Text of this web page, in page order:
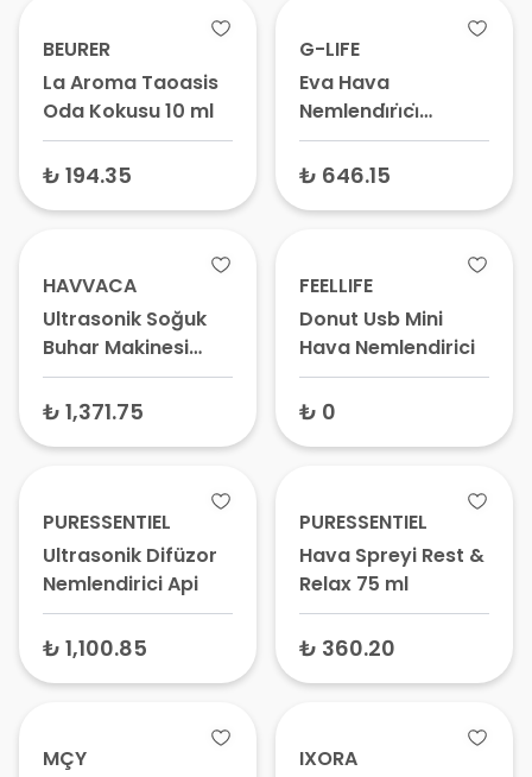
BEURER
La Aroma Taoasis
Oda Kokusu 10 ml
₺ 194.35
G-LIFE
Eva Hava
Nemlendi̇ri̇ci̇
Deği̇şen Işıklı
Adaptörlü 1.1 lt
₺ 646.15
HAVVACA
Ultrasonik Soğuk
Buhar Makinesi
Kumandalı Dijital
Hava Nemlendirici
₺ 1,371.75
FEELLIFE
Donut Usb Mini
Hava Nemlendirici
₺ 0
PURESSENTIEL
Ultrasonik Difüzor
Nemlendirici Api
₺ 1,100.85
PURESSENTIEL
Hava Spreyi Rest &
Relax 75 ml
₺ 360.20
MÇY
IXORA